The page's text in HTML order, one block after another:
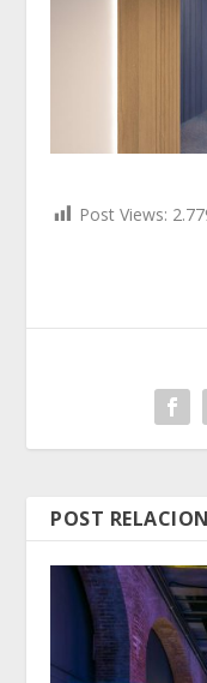
Post Views:
POST